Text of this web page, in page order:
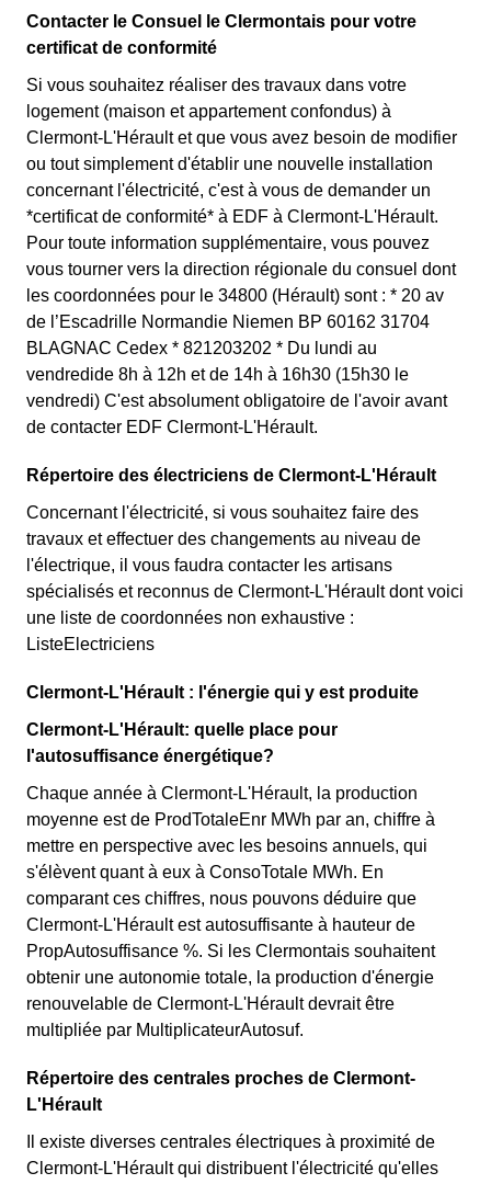
Contacter le Consuel le Clermontais pour votre
certificat de conformité
Si vous souhaitez réaliser des travaux dans votre
logement (maison et appartement confondus) à
Clermont-L'Hérault et que vous avez besoin de modifier
ou tout simplement d'établir une nouvelle installation
concernant l'électricité, c'est à vous de demander un
*certificat de conformité* à EDF à Clermont-L'Hérault.
Pour toute information supplémentaire, vous pouvez
vous tourner vers la direction régionale du consuel dont
les coordonnées pour le 34800 (Hérault) sont : * 20 av
de l’Escadrille Normandie Niemen BP 60162 31704
BLAGNAC Cedex * 821203202 * Du lundi au
vendredide 8h à 12h et de 14h à 16h30 (15h30 le
vendredi) C'est absolument obligatoire de l'avoir avant
de contacter EDF Clermont-L'Hérault.
Répertoire des électriciens de Clermont-L'Hérault
Concernant l'électricité, si vous souhaitez faire des
travaux et effectuer des changements au niveau de
l'électrique, il vous faudra contacter les artisans
spécialisés et reconnus de Clermont-L'Hérault dont voici
une liste de coordonnées non exhaustive :
ListeElectriciens
Clermont-L'Hérault : l'énergie qui y est produite
Clermont-L'Hérault: quelle place pour
l'autosuffisance énergétique?
Chaque année à Clermont-L'Hérault, la production
moyenne est de ProdTotaleEnr MWh par an, chiffre à
mettre en perspective avec les besoins annuels, qui
s'élèvent quant à eux à ConsoTotale MWh. En
comparant ces chiffres, nous pouvons déduire que
Clermont-L'Hérault est autosuffisante à hauteur de
PropAutosuffisance %. Si les Clermontais souhaitent
obtenir une autonomie totale, la production d'énergie
renouvelable de Clermont-L'Hérault devrait être
multipliée par MultiplicateurAutosuf.
Répertoire des centrales proches de Clermont-
L'Hérault
Il existe diverses centrales électriques à proximité de
Clermont-L'Hérault qui distribuent l'électricité qu'elles